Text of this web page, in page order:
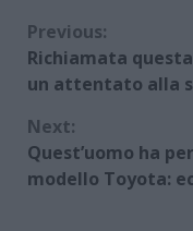
Continue
Reading
Previous:
Richiamata
un attentato alla
Next:
Quest’uomo ha
modello Toyota: